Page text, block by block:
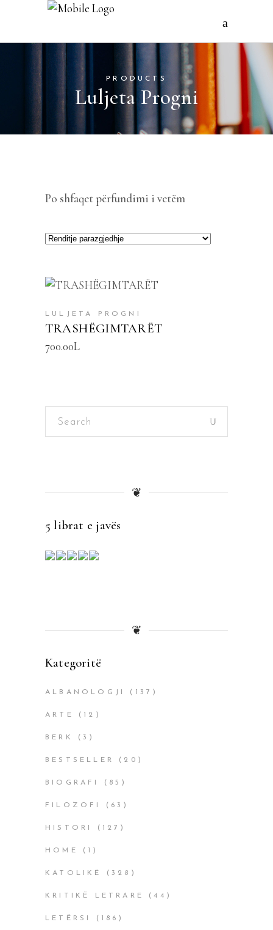
PRODUCTS
Luljeta Progni
Po shfaqet përfundimi i vetëm
LULJETA PROGNI
TRASHËGIMTARËT
700.00L
Search
❦
5 librat e javës
❦
Kategoritë
ALBANOLOGJI (137)
ARTE (12)
BERK (3)
BESTSELLER (20)
BIOGRAFI (85)
FILOZOFI (63)
HISTORI (127)
HOME (1)
KATOLIKË (328)
KRITIKË LETRARE (44)
LETËRSI (186)